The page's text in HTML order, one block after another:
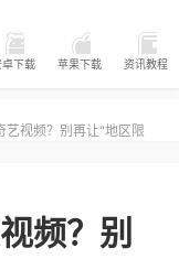
卓下载 苹果下载 资讯教程
艺视频？别再让"地区限
频？别